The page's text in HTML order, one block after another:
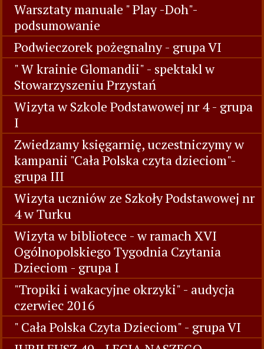
Warsztaty manuale " Play -Doh"-
podsumowanie
Podwieczorek pożegnalny - grupa VI
" W krainie Glomandii" - spektakl w
Stowarzyszeniu Przystań
Wizyta w Szkole Podstawowej nr 4 - grupa
I
Zwiedzamy księgarnię, uczestniczymy w
kampanii "Cała Polska czyta dzieciom"-
grupa III
Wizyta uczniów ze Szkoły Podstawowej nr
4 w Turku
Wizyta w bibliotece - w ramach XVI
Ogólnopolskiego Tygodnia Czytania
Dzieciom - grupa I
"Tropiki i wakacyjne okrzyki" - audycja
czerwiec 2016
" Cała Polska Czyta Dzieciom" - grupa VI